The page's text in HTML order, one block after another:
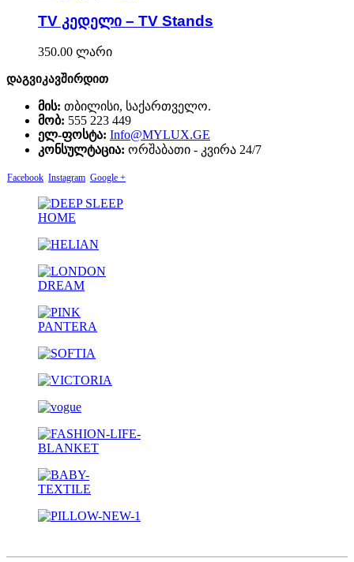
TV კედელი – TV Stands
350.00 ლარი
დაგვიკავშირდით
მის: თბილისი, საქართველო.
მობ: 555 223 449
ელ-ფოსტა: Info@MYLUX.GE
კონსულტაცია: ორშაბათი - კვირა 24/7
Facebook Instagram Google +